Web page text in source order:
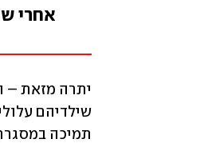
אחרי
תמיכה